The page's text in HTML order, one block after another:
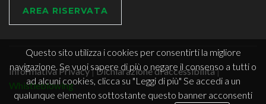
AREA RISERVATA
Informativa Privacy|Dichiarazione di accessibilità|
Whistleblowing
Questo sito utilizza i cookies per consentirti la migliore
navigazione. Se vuoi sapere di più o negare il consenso a tutti o
ad alcuni cookies, clicca su "Leggi di più" Se accedi a un
qualunque elemento sottostante questo banner acconsenti